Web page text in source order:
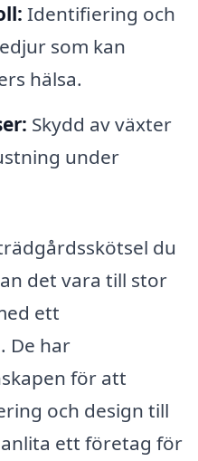
Identifiering och
som kan
hälsa.
Skydd av växter
under
du
det vara till stor
ett
De har
för att
och design till
ett företag för